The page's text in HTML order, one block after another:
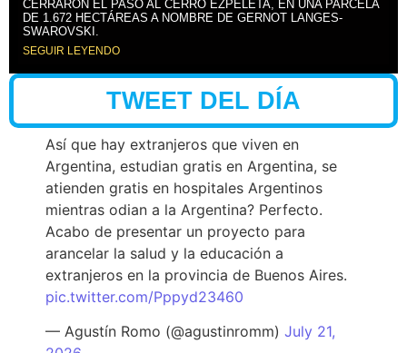
CERRARON EL PASO AL CERRO EZPELETA, EN UNA PARCELA
DE 1.672 HECTÁREAS A NOMBRE DE GERNOT LANGES-
SWAROVSKI.
SEGUIR LEYENDO
TWEET DEL DÍA
Así que hay extranjeros que viven en
Argentina, estudian gratis en Argentina, se
atienden gratis en hospitales Argentinos
mientras odian a la Argentina? Perfecto.
Acabo de presentar un proyecto para
arancelar la salud y la educación a
extranjeros en la provincia de Buenos Aires.
pic.twitter.com/Pppyd23460
— Agustín Romo (@agustinromm) July 21,